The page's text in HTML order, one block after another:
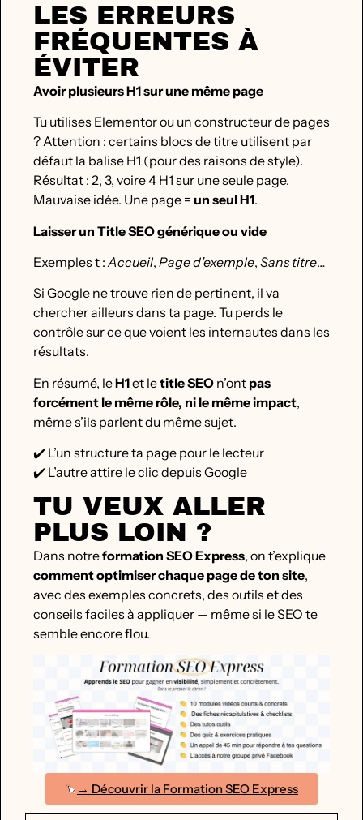
LES ERREURS
FRÉQUENTES À
ÉVITER
Avoir plusieurs H1 sur une même page
Tu utilises Elementor ou un constructeur de pages
? Attention : certains blocs de titre utilisent par
défaut la balise H1 (pour des raisons de style).
Résultat : 2, 3, voire 4 H1 sur une seule page.
Mauvaise idée. Une page = un seul H1.
Laisser un Title SEO générique ou vide
Exemples t :Accueil, Page d’exemple, Sans titre…
Si Google ne trouve rien de pertinent, il va
chercher ailleurs dans ta page. Tu perds le
contrôle sur ce que voient les internautes dans les
résultats.
En résumé, leH1et letitle SEO n’ont pas
forcément le même rôle, ni le même impact,
même s’ils parlent du même sujet.
✔️ L’un structure ta page pour le lecteur
✔️ L’autre attire le clic depuis Google
TU VEUX ALLER
PLUS LOIN ?
Dans notreformation SEO Express, on t’explique
comment optimiser chaque page de ton site,
avec des exemples concrets, des outils et des
conseils faciles à appliquer — même si le SEO te
semble encore flou.
→ Découvrir la Formation SEO Express